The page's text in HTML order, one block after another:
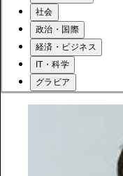
社会
政治・国際
経済・ビジネス
IT・科学
グラビア